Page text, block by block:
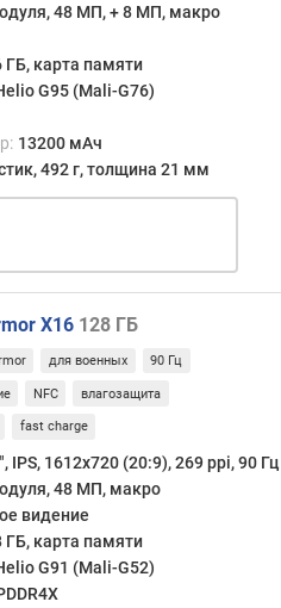
48 МП, + 8 МП, макро
ГБ, карта памяти
G95 (Mali-G76)
13200 мАч
492 г, толщина 21 мм
X16 128 ГБ
для военных 90 Гц
NFC влагозащита
fast charge
IPS, 1612х720 (20:9), 269 ppi, 90 Гц
48 МП, макро
видение
ГБ, карта памяти
G91 (Mali-G52)